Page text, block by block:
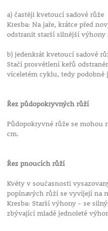
a) častěji kvetoucí sadové růže
Kresba: Na jaře, krátce před
odstranit starší silnější výhony
b) jedenkrát kvetoucí sadové
Stačí prosvětlení keřů
víceletém cyklu, tedy
Řez půdopokryvných růží
Půdopokryvné růže se mohou
cm.
Řez pnoucích růží
Květy v současnosti
popínavých růží se vyvíjejí na
Kresba: Starší výhony - se
zbývající mladé jednoleté